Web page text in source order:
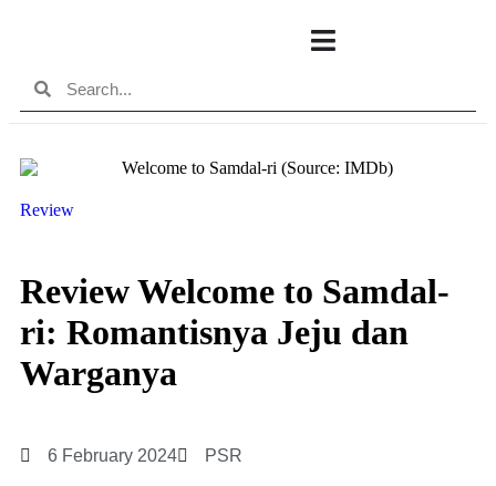
Review
Review Welcome to Samdal-
ri: Romantisnya Jeju dan
Warganya
6 February 2024 PSR